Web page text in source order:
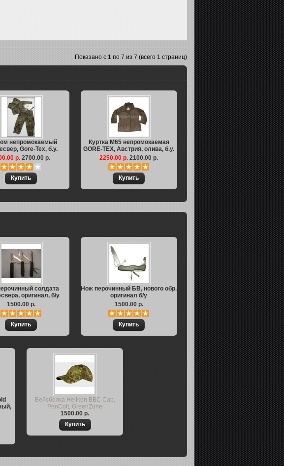
Показано с 1 по 7 из 7 (всего 1 страниц)
непромокаемый
Gore-Tex, б.у.
р. 2700.00 р.
Куртка M65 непромокаемая
GORE-TEX, Австрия, олива, б.у.
2250.00 р. 2100.00 р.
солдата
оригинал, б/у
1500.00 р.
Нож перочинный БВ, нового обр.
оригинал б/у
1500.00 р.
Бейсболка Helikon BBC Cap,
PenCott, GreenZone
1500.00 р.